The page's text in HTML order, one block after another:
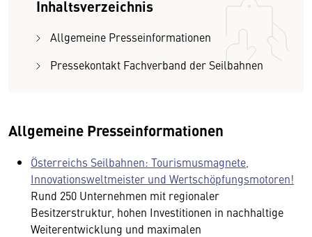
Inhaltsverzeichnis
Allgemeine Presseinformationen
Pressekontakt Fachverband der Seilbahnen
Allgemeine Presseinformationen
Österreichs Seilbahnen: Tourismusmagnete,
Innovationsweltmeister und Wertschöpfungsmotoren!
Rund 250 Unternehmen mit regionaler
Besitzerstruktur, hohen Investitionen in nachhaltige
Weiterentwicklung und maximalen